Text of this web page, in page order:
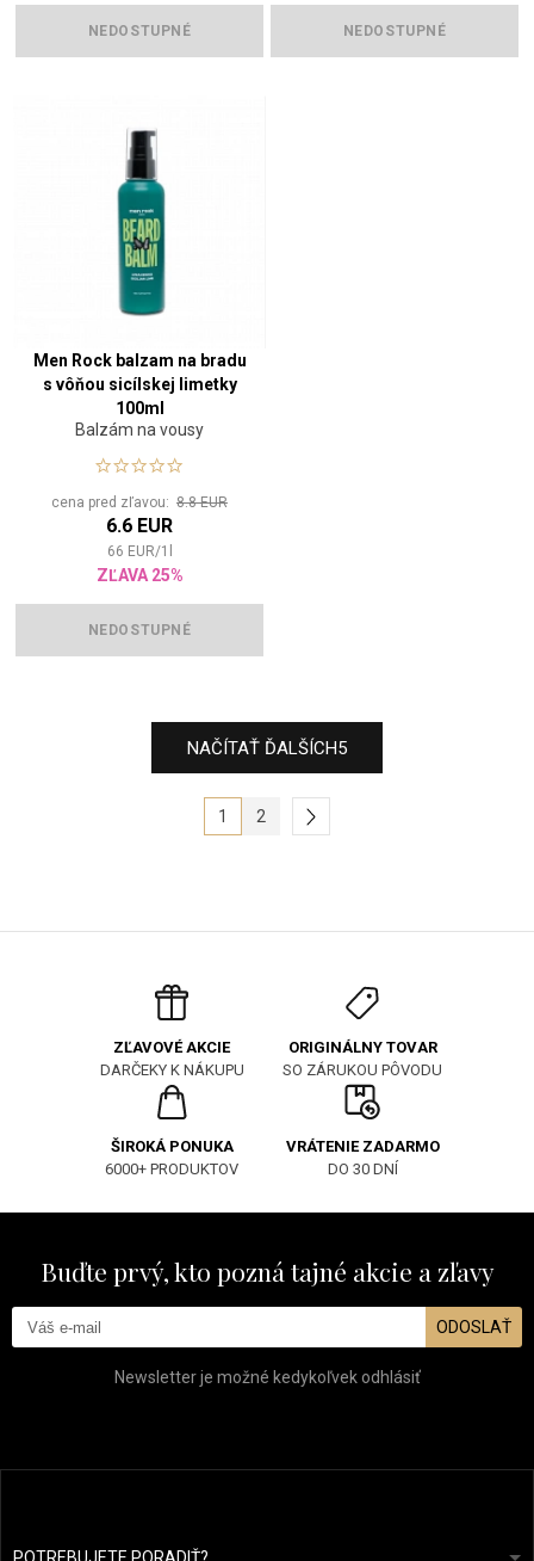
NEDOSTUPNÉ NEDOSTUPNÉ
Men Rock balzam na bradu
s vôňou sicílskej limetky
100ml
Balzám na vousy
cena pred zľavou: 8.8 EUR
6.6 EUR
66 EUR/1
ZĽAVA 25%
NEDOSTUPNÉ
NAČÍTAŤ ĎALŠÍCH5
1 2
ZĽAVOVÉ AKCIE
DARČEKY K NÁKUPU
ORIGINÁLNY TOVAR
SO ZÁRUKOU PÔVODU
ŠIROKÁ PONUKA
6000+ PRODUKTOV
VRÁTENIE ZADARMO
DO 30 DNÍ
Buďte prvý, kto pozná tajné akcie a zľavy
ODOSLAŤ
Newsletter je možné kedykoľvek odhlásiť